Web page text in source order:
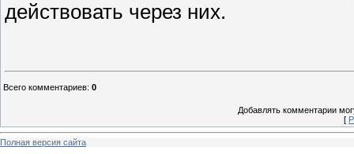
действовать через них.
Всего комментариев: 0
Добавлять комментарии
[
Полная версия сайта